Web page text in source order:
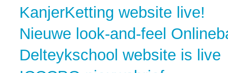
KanjerKetting website live!
Nieuwe look-and-feel
Delteykschool website is live